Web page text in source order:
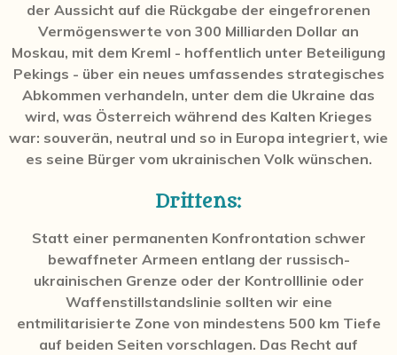
der Aussicht auf die Rückgabe der eingefrorenen
Vermögenswerte von 300 Milliarden Dollar an
Moskau, mit dem Kreml - hoffentlich unter Beteiligung
Pekings - über ein neues umfassendes strategisches
Abkommen verhandeln, unter dem die Ukraine das
wird, was Österreich während des Kalten Krieges
war: souverän, neutral und so in Europa integriert, wie
es seine Bürger vom ukrainischen Volk wünschen.
Drittens:
Statt einer permanenten Konfrontation schwer
bewaffneter Armeen entlang der russisch-
ukrainischen Grenze oder der Kontrolllinie oder
Waffenstillstandslinie sollten wir eine
entmilitarisierte Zone von mindestens 500 km Tiefe
auf beiden Seiten vorschlagen. Das Recht auf